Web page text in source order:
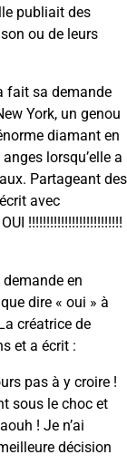
publiait des
ou de leurs
fait sa demande
York, un genou
diamant en
lorsqu’elle a
Partageant des
avec
!!!!!!!!!!!!!!!!!!!!!!!!!!
en
dire « oui » à
créatrice de
et a écrit :
pas à y croire !
sous le choc et
! Je n’ai
décision